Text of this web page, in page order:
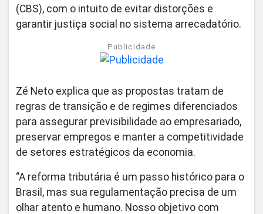
(CBS), com o intuito de evitar distorções e
garantir justiça social no sistema arrecadatório.
Publicidade
Zé Neto explica que as propostas tratam de
regras de transição e de regimes diferenciados
para assegurar previsibilidade ao empresariado,
preservar empregos e manter a competitividade
de setores estratégicos da economia.
“A reforma tributária é um passo histórico para o
Brasil, mas sua regulamentação precisa de um
olhar atento e humano. Nosso objetivo com